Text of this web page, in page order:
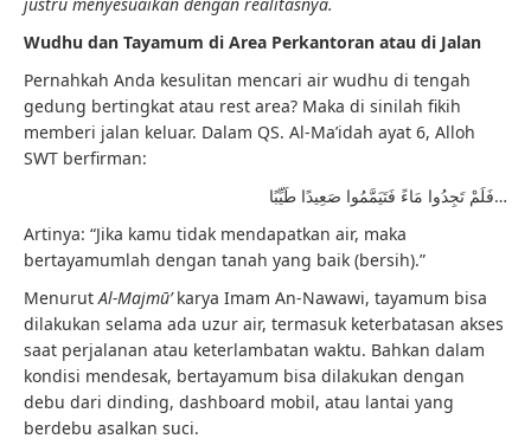
Wudhu dan Tayamum di Area Perkantoran atau di Jalan
Pernahkah Anda kesulitan mencari air wudhu di tengah
gedung bertingkat atau rest area? Maka di sinilah fikih
memberi jalan keluar. Dalam QS. Al-Ma’idah ayat 6, Alloh
SWT berfirman:
فَلَمْ تَجِدُوا مَاءً فَتَيَمَّمُوا صَعِيدًا طَيِّبًا…
Artinya: “Jika kamu tidak mendapatkan air, maka
bertayamumlah dengan tanah yang baik (bersih).”
MenurutAl-Majmū’karya Imam An-Nawawi, tayamum bisa
dilakukan selama ada uzur air, termasuk keterbatasan akses
saat perjalanan atau keterlambatan waktu. Bahkan dalam
kondisi mendesak, bertayamum bisa dilakukan dengan
debu dari dinding, dashboard mobil, atau lantai yang
berdebu asalkan suci.